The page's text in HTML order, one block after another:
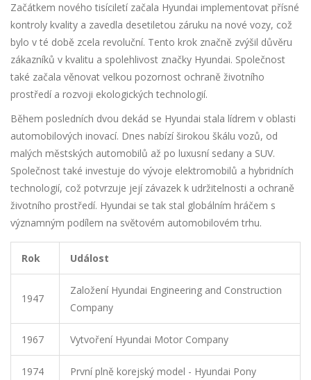
Začátkem nového tisíciletí začala Hyundai implementovat přísné
kontroly kvality a zavedla desetiletou záruku na nové vozy, což
bylo v té době zcela revoluční. Tento krok značně zvýšil důvěru
zákazníků v kvalitu a spolehlivost značky Hyundai. Společnost
také začala věnovat velkou pozornost ochraně životního
prostředí a rozvoji ekologických technologií.
Během posledních dvou dekád se Hyundai stala lídrem v oblasti
automobilových inovací. Dnes nabízí širokou škálu vozů, od
malých městských automobilů až po luxusní sedany a SUV.
Společnost také investuje do vývoje elektromobilů a hybridních
technologií, což potvrzuje její závazek k udržitelnosti a ochraně
životního prostředí. Hyundai se tak stal globálním hráčem s
významným podílem na světovém automobilovém trhu.
Rok Událost
1947
Založení Hyundai Engineering and Construction
Company
1967 Vytvoření Hyundai Motor Company
1974 První plně korejský model - Hyundai Pony